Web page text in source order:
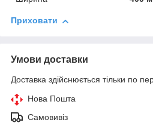
Приховати
Умови доставки
Доставка здійснюється тільки по
Нова Пошта
Самовивіз